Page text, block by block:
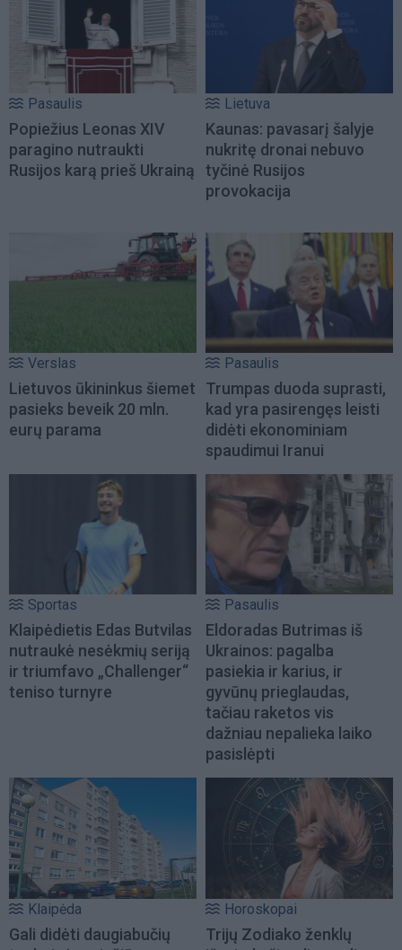
Pasaulis
Popiežius Leonas XIV
paragino nutraukti
Rusijos karą prieš Ukrainą
Lietuva
Kaunas: pavasarį šalyje
nukritę dronai nebuvo
tyčinė Rusijos
provokacija
Verslas
Lietuvos ūkininkus šiemet
pasieks beveik 20 mln.
eurų parama
Pasaulis
Trumpas duoda suprasti,
kad yra pasirengęs leisti
didėti ekonominiam
spaudimui Iranui
Sportas
Klaipėdietis Edas Butvilas
nutraukė nesėkmių seriją
ir triumfavo „Challenger“
teniso turnyre
Pasaulis
Eldoradas Butrimas iš
Ukrainos: pagalba
pasiekia ir karius, ir
gyvūnų prieglaudas,
tačiau raketos vis
dažniau nepalieka laiko
pasislėpti
Klaipėda
Gali didėti daugiabučių
Horoskopai
Trijų Zodiako ženklų